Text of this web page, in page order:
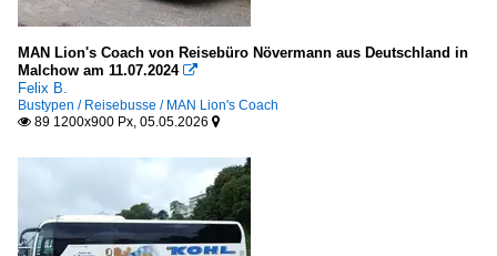
MAN Lion's Coach von Reisebüro Növermann aus Deutschland in
Malchow am 11.07.2024 
Felix B.
Bustypen / Reisebusse / MAN Lion's Coach
 89 1200x900 Px, 05.05.2026 